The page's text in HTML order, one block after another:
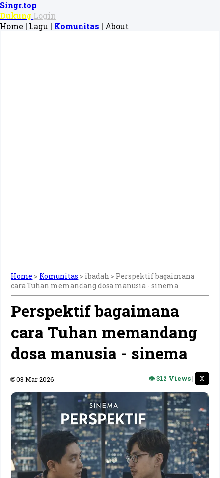
Singr.top
Dukung Login
Home | Lagu | Komunitas | About
Home > Komunitas > ibadah > Perspektif bagaimana
cara Tuhan memandang dosa manusia - sinema
Perspektif bagaimana
cara Tuhan memandang
dosa manusia - sinema
🌐 03 Mar 2026 👁 312 Views| X